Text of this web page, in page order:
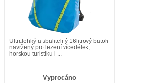
Ultralehký a sbalitelný 16litrový batoh
navržený pro lezení vícedélek,
horskou turistiku i ...
Vyprodáno